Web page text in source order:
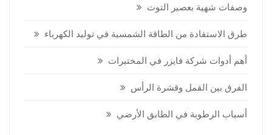
وصفات شهية بعصير التوت
طرق الاستفادة من الطاقة الشمسية في توليد الكهرباء
أهم أدوات شركة فايزر في المختبرات
الفرق بين القمل وقشرة الرأس
أسباب الرطوبة في الطابق الأرضي